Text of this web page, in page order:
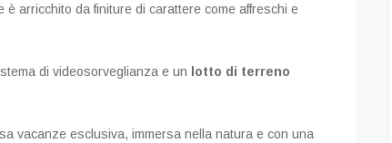
è arricchito da finiture di carattere come affreschi e
di videosorveglianza e un
lotto di terreno
vacanze esclusiva, immersa nella natura e con una